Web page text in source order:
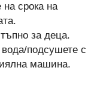
срока на
за деца.
подсушете с
машина.